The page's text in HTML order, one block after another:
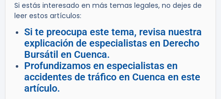
Si estás interesado en más temas legales, no dejes de
leer estos artículos:
Si te preocupa este tema, revisa nuestra
explicación de especialistas en Derecho
Bursátil en Cuenca.
Profundizamos en especialistas en
accidentes de tráfico en Cuenca en este
artículo.